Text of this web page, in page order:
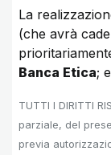
La
(che avrà
Banca Etica;
TUTTI I DIRITTI
parziale, del
previa